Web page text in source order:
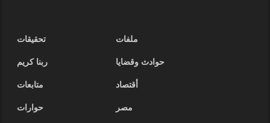
ملفات
تحقيقات
حوادث وقضايا
ربنا كريم
أقتصاد
متابعات
مصر
حوارات